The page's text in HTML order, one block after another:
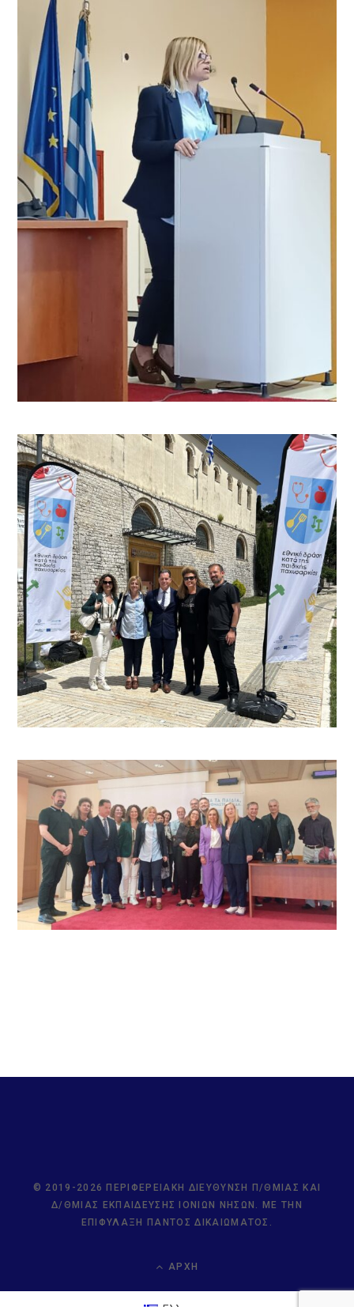
© 2019-2026 ΠΕΡΙΦΕΡΕΙΑΚΉ ΔΙΕΎΘΥΝΣΗ Π/ΘΜΙΑΣ ΚΑΙ
Δ/ΘΜΙΑΣ ΕΚΠΑΊΔΕΥΣΗΣ ΙΟΝΊΩΝ ΝΉΣΩΝ. ΜΕ ΤΗΝ
ΕΠΙΦΎΛΑΞΗ ΠΑΝΤΌΣ ΔΙΚΑΙΏΜΑΤΟΣ.
ΑΡΧΉ